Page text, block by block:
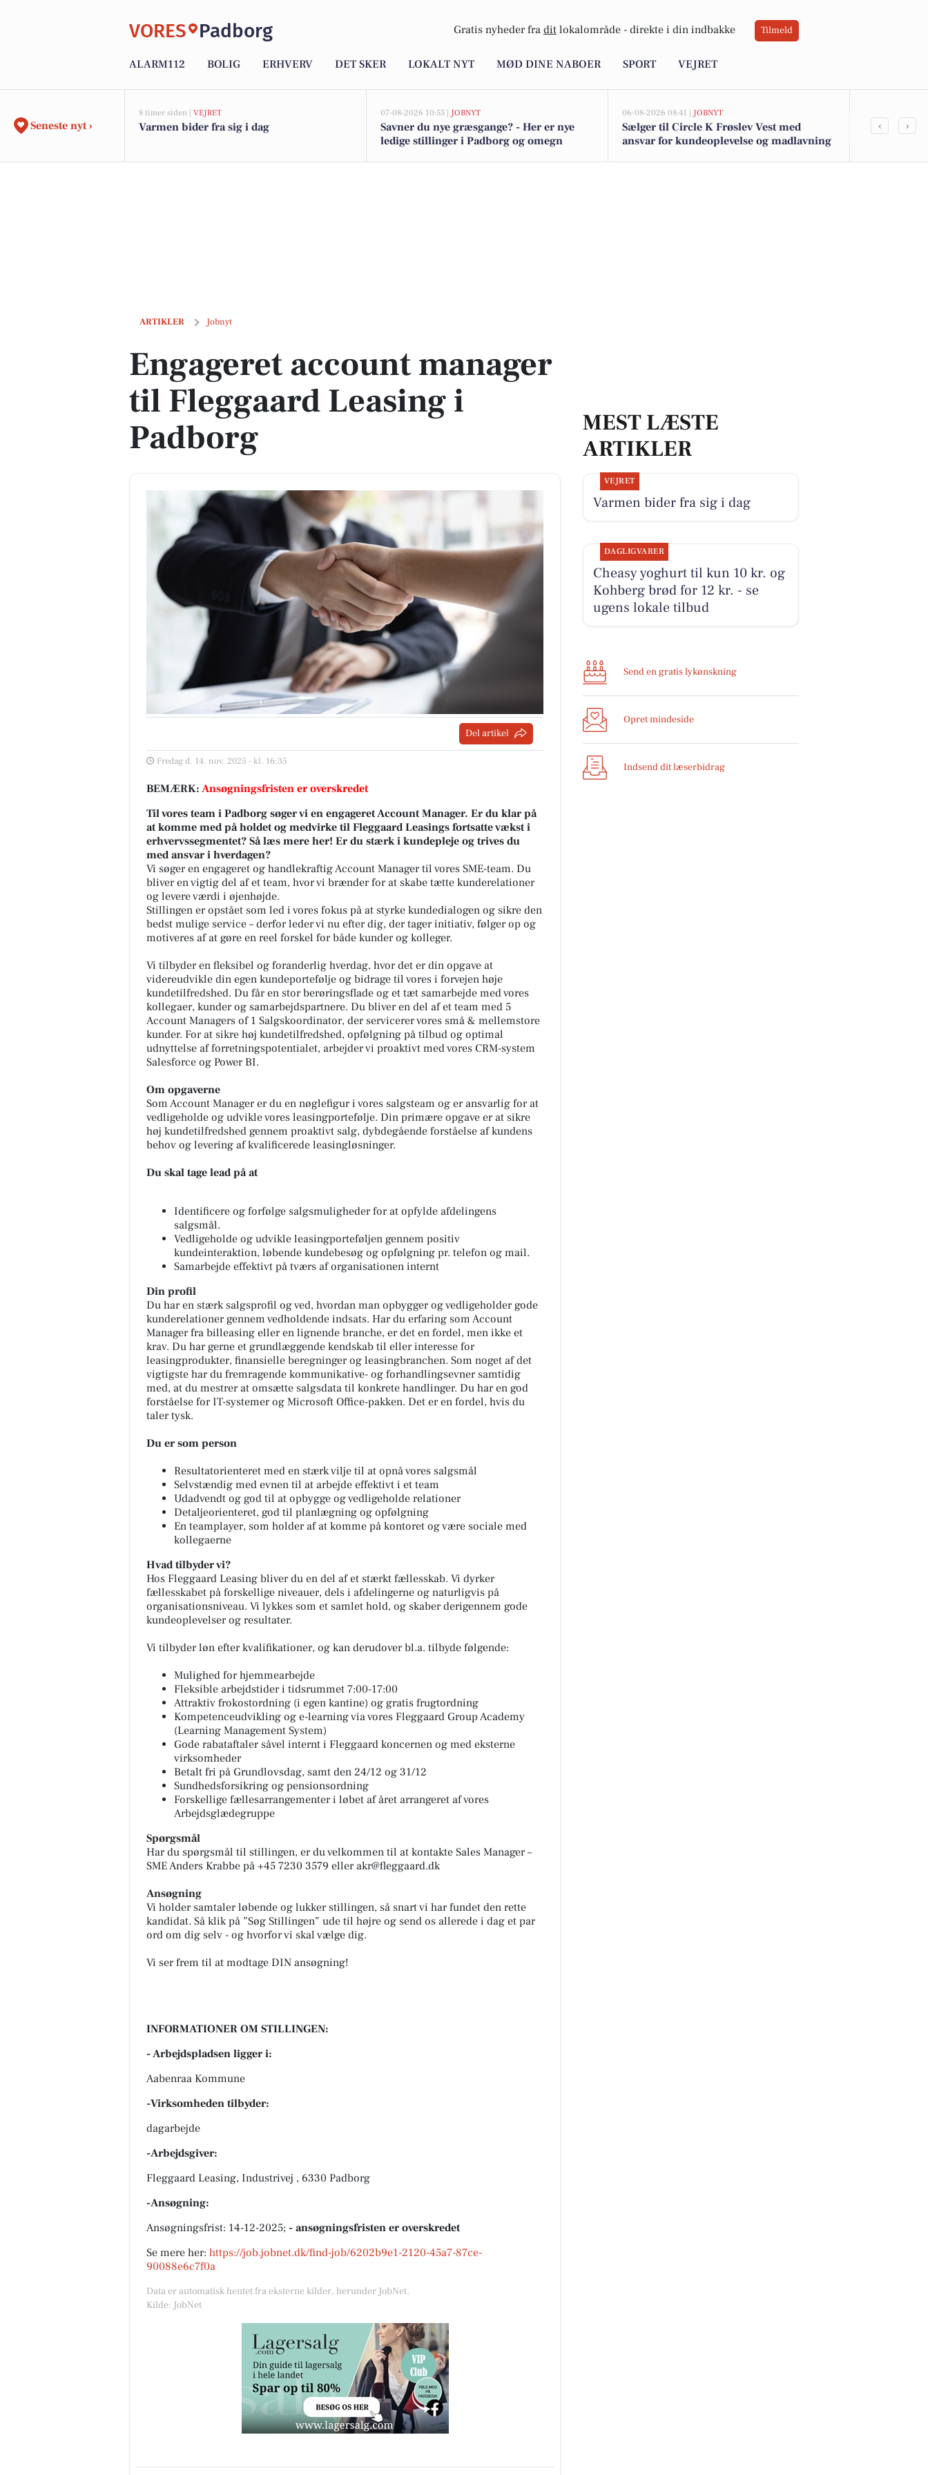
VORES Padborg Gratis nyheder fra dit lokalområde - direkte i din indbakke Tilmeld
ALARM112 BOLIG ERHVERV DET SKER LOKALT NYT MØD DINE NABOER SPORT VEJRET
Seneste nyt ›
8 timer siden | VEJRET
Varmen bider fra sig i dag
07-08-2026 10:55 | JOBNYT
Savner du nye græsgange? - Her er nye
ledige stillinger i Padborg og omegn
06-08-2026 08:41 | JOBNYT
Sælger til Circle K Frøslev Vest med
ansvar for kundeoplevelse og madlavning
Top 6 over
‹ ›
ARTIKLER Jobnyt
Engageret account manager til Fleggaard Leasing i Padborg
Engageret account manager
til Fleggaard Leasing i
Padborg
Del artikel
Fredag d. 14. nov. 2025 - kl. 16:35
BEMÆRK: Ansøgningsfristen er overskredet
Til vores team i Padborg søger vi en engageret Account Manager. Er du klar på
at komme med på holdet og medvirke til Fleggaard Leasings fortsatte vækst i
erhvervssegmentet? Så læs mere her! Er du stærk i kundepleje og trives du
med ansvar i hverdagen?
Vi søger en engageret og handlekraftig Account Manager til vores SME-team. Du
bliver en vigtig del af et team, hvor vi brænder for at skabe tætte kunderelationer
og levere værdi i øjenhøjde.
Stillingen er opstået som led i vores fokus på at styrke kundedialogen og sikre den
bedst mulige service – derfor leder vi nu efter dig, der tager initiativ, følger op og
motiveres af at gøre en reel forskel for både kunder og kolleger.
Vi tilbyder en fleksibel og foranderlig hverdag, hvor det er din opgave at
videreudvikle din egen kundeportefølje og bidrage til vores i forvejen høje
kundetilfredshed. Du får en stor berøringsflade og et tæt samarbejde med vores
kollegaer, kunder og samarbejdspartnere. Du bliver en del af et team med 5
Account Managers of 1 Salgskoordinator, der servicerer vores små & mellemstore
kunder. For at sikre høj kundetilfredshed, opfølgning på tilbud og optimal
udnyttelse af forretningspotentialet, arbejder vi proaktivt med vores CRM-system
Salesforce og Power BI.
Om opgaverne
Som Account Manager er du en nøglefigur i vores salgsteam og er ansvarlig for at
vedligeholde og udvikle vores leasingportefølje. Din primære opgave er at sikre
høj kundetilfredshed gennem proaktivt salg, dybdegående forståelse af kundens
behov og levering af kvalificerede leasingløsninger.
Du skal tage lead på at
Identificere og forfølge salgsmuligheder for at opfylde afdelingens
salgsmål.
Vedligeholde og udvikle leasingporteføljen gennem positiv
kundeinteraktion, løbende kundebesøg og opfølgning pr. telefon og mail.
Samarbejde effektivt på tværs af organisationen internt
Din profil
Du har en stærk salgsprofil og ved, hvordan man opbygger og vedligeholder gode
kunderelationer gennem vedholdende indsats. Har du erfaring som Account
Manager fra billeasing eller en lignende branche, er det en fordel, men ikke et
krav. Du har gerne et grundlæggende kendskab til eller interesse for
leasingprodukter, finansielle beregninger og leasingbranchen. Som noget af det
vigtigste har du fremragende kommunikative- og forhandlingsevner samtidig
med, at du mestrer at omsætte salgsdata til konkrete handlinger. Du har en god
forståelse for IT-systemer og Microsoft Office-pakken. Det er en fordel, hvis du
taler tysk.
Du er som person
Resultatorienteret med en stærk vilje til at opnå vores salgsmål
Selvstændig med evnen til at arbejde effektivt i et team
Udadvendt og god til at opbygge og vedligeholde relationer
Detaljeorienteret, god til planlægning og opfølgning
En teamplayer, som holder af at komme på kontoret og være sociale med
kollegaerne
Hvad tilbyder vi?
Hos Fleggaard Leasing bliver du en del af et stærkt fællesskab. Vi dyrker
fællesskabet på forskellige niveauer, dels i afdelingerne og naturligvis på
organisationsniveau. Vi lykkes som et samlet hold, og skaber derigennem gode
kundeoplevelser og resultater.
Vi tilbyder løn efter kvalifikationer, og kan derudover bl.a. tilbyde følgende:
Mulighed for hjemmearbejde
Fleksible arbejdstider i tidsrummet 7:00-17:00
Attraktiv frokostordning (i egen kantine) og gratis frugtordning
Kompetenceudvikling og e-learning via vores Fleggaard Group Academy
(Learning Management System)
Gode rabataftaler såvel internt i Fleggaard koncernen og med eksterne
virksomheder
Betalt fri på Grundlovsdag, samt den 24/12 og 31/12
Sundhedsforsikring og pensionsordning
Forskellige fællesarrangementer i løbet af året arrangeret af vores
Arbejdsglædegruppe
Spørgsmål
Har du spørgsmål til stillingen, er du velkommen til at kontakte Sales Manager –
SME Anders Krabbe på +45 7230 3579 ellerakr@fleggaard.dk
Ansøgning
Vi holder samtaler løbende og lukker stillingen, så snart vi har fundet den rette
kandidat. Så klik på ”Søg Stillingen” ude til højre og send os allerede i dag et par
ord om dig selv - og hvorfor vi skal vælge dig.
Vi ser frem til at modtage DIN ansøgning!
INFORMATIONER OM STILLINGEN:
- Arbejdspladsen ligger i:
Aabenraa Kommune
-Virksomheden tilbyder:
dagarbejde
-Arbejdsgiver:
Fleggaard Leasing, Industrivej , 6330 Padborg
-Ansøgning:
Ansøgningsfrist: 14-12-2025; - ansøgningsfristen er overskredet
Se mere her: https://job.jobnet.dk/find-job/6202b9e1-2120-45a7-87ce-
90088e6c7f0a
Data er automatisk hentet fra eksterne kilder, herunder JobNet.
Kilde: JobNet
MEST LÆSTE
ARTIKLER
VEJRET
Varmen bider fra sig i dag
DAGLIGVARER
Cheasy yoghurt til kun 10 kr. og
Kohberg brød for 12 kr. - se
ugens lokale tilbud
Send en gratis lykønskning
Opret mindeside
Indsend dit læserbidrag